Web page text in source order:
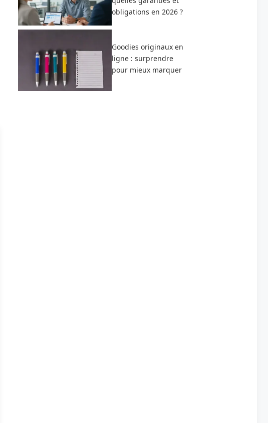
obligations en 2026 ?
Goodies originaux en
ligne : surprendre
pour mieux marquer